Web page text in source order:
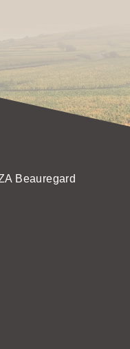
Beauregard